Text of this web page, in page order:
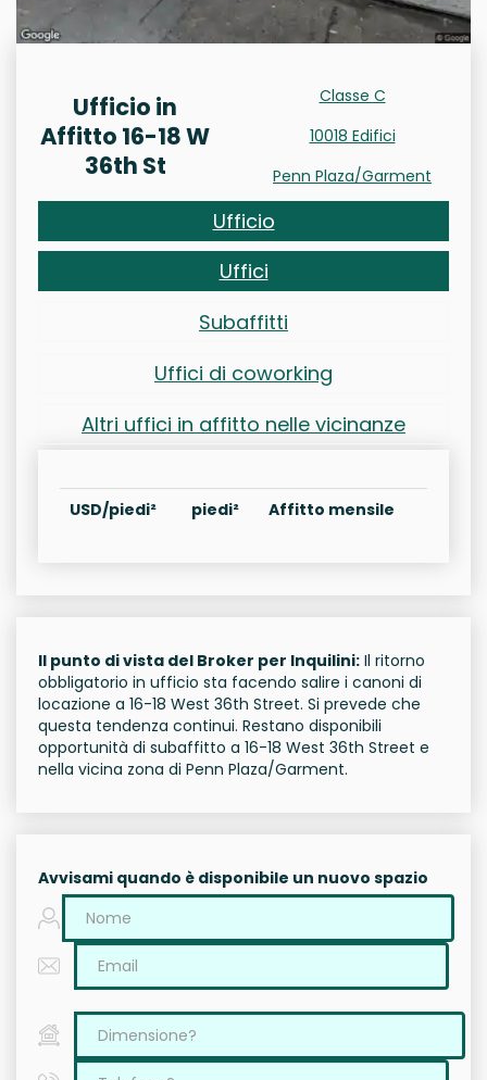
Ufficio in
Affitto 16-18 W
36th St
Classe C
10018 Edifici
Penn Plaza/Garment
Ufficio
Uffici
Subaffitti
Uffici di coworking
Altri uffici in affitto nelle vicinanze
USD/piedi² piedi² Affitto mensile
Il punto di vista del Broker per Inquilini: Il ritorno
obbligatorio in ufficio sta facendo salire i canoni di
locazione a 16-18 West 36th Street. Si prevede che
questa tendenza continui. Restano disponibili
opportunità di subaffitto a 16-18 West 36th Street e
nella vicina zona di Penn Plaza/Garment.
Avvisami quando è disponibile un nuovo spazio